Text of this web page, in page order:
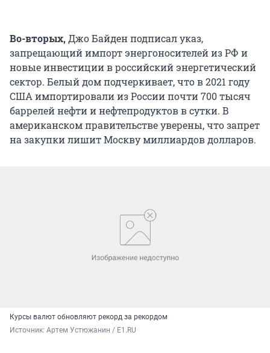
Во-вторых,Джо Байден подписал указ,
запрещающий импорт энергоносителей из РФ и
новые инвестиции в российский энергетический
сектор. Белый дом подчеркивает, что в 2021 году
США импортировали из России почти 700 тысяч
баррелей нефти и нефтепродуктов в сутки. В
американском правительстве уверены, что запрет
на закупки лишит Москву миллиардов долларов.
Курсы валют обновляют рекорд за рекордом
Источник: Артем Устюжанин / E1.RU